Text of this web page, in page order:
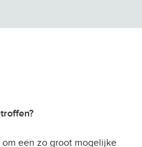
om een zo groot mogelijke